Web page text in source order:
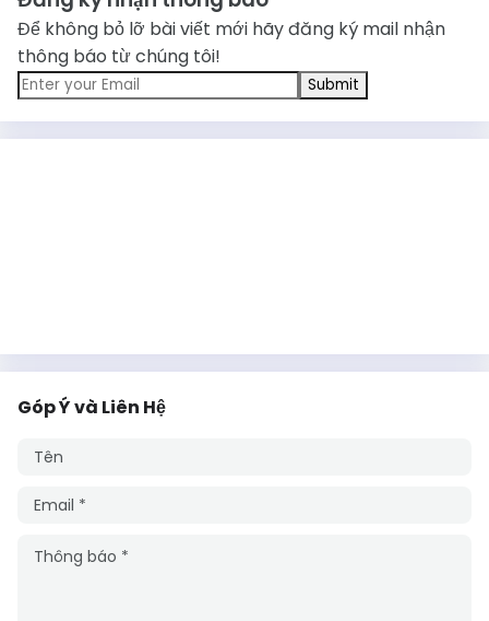
Để không bỏ lỡ bài viết mới hãy đăng ký mail nhận
thông báo từ chúng tôi!
Góp Ý và Liên Hệ